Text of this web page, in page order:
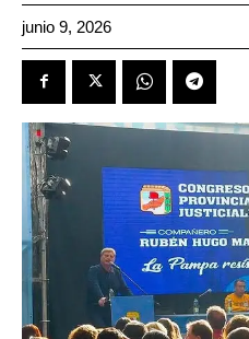
junio 9, 2026